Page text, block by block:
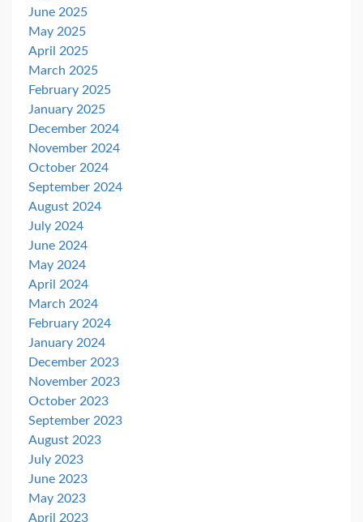
June 2025
May 2025
April 2025
March 2025
February 2025
January 2025
December 2024
November 2024
October 2024
September 2024
August 2024
July 2024
June 2024
May 2024
April 2024
March 2024
February 2024
January 2024
December 2023
November 2023
October 2023
September 2023
August 2023
July 2023
June 2023
May 2023
April 2023